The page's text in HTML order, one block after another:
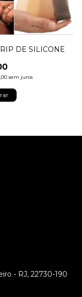
DE SILICONE
sem juros
- RJ, 22730-190